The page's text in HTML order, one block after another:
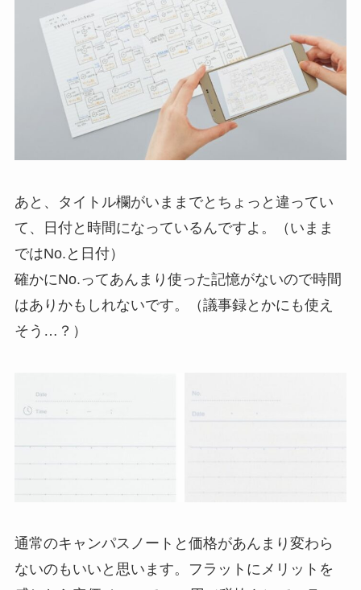
あと、タイトル欄がいままでとちょっと違ってい
て、日付と時間になっているんですよ。（いまま
ではNo.と日付）
確かにNo.ってあんまり使った記憶がないので時間
はありかもしれないです。（議事録とかにも使え
そう…？）
通常のキャンパスノートと価格があんまり変わら
ないのもいいと思います。フラットにメリットを